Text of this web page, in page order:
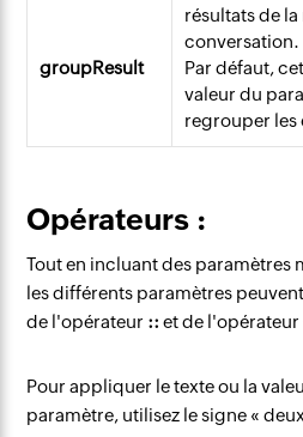
groupResult
résultats de
conversation.
Par défaut,
valeur du
regrouper les
Opérateurs :
Tout en incluant des paramètres
les différents paramètres
de l'opérateur :: et de l'opérateur
Pour appliquer le texte ou la
paramètre, utilisez le signe «